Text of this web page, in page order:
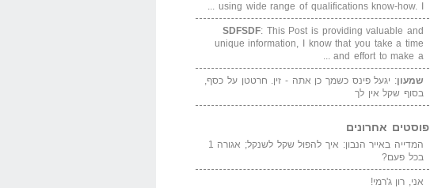
using wide range of qualifications know-how. I ...
SDFSDF: This Post is providing valuable and
unique information, I know that you take a time
and effort to make a ...
שמעון: יגעל פינס כשמך כן אתה - זין. חרטטן על כסף,
בסוף שקל אין לך
פוסטים אחרונים
המדייה באייר הנבון: איך להפול שקל לשנקל; אגורה 1
בכל פעם?
אני, רון ג'רמי!